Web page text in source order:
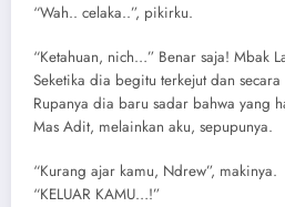
“Wah.. celaka..”, pikirku.
“Ketahuan, nich…” Benar saja! Mbak
Seketika dia begitu terkejut dan
Rupanya dia baru sadar bahwa yang
Mas Adit, melainkan aku, sepupunya.
“Kurang ajar kamu, Ndrew”, makinya.
“KELUAR KAMU…!”